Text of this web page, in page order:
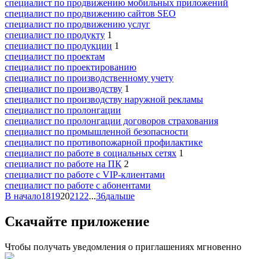
специалист по продвижению мобильных приложений
специалист по продвижению сайтов SEO
специалист по продвижению услуг
специалист по продукту 1
специалист по продукции 1
специалист по проектам
специалист по проектированию
специалист по производственному учету
специалист по производству 1
специалист по производству наружной рекламы
специалист по пролонгации
специалист по пролонгации договоров страхования
специалист по промышленной безопасности
специалист по противопожарной профилактике
специалист по работе в социальных сетях 1
специалист по работе на ПК 2
специалист по работе с VIP-клиентами
специалист по работе с абонентами
В начало18192021 22...36дальше
Скачайте приложение
Чтобы получать уведомления о приглашениях мгновенно